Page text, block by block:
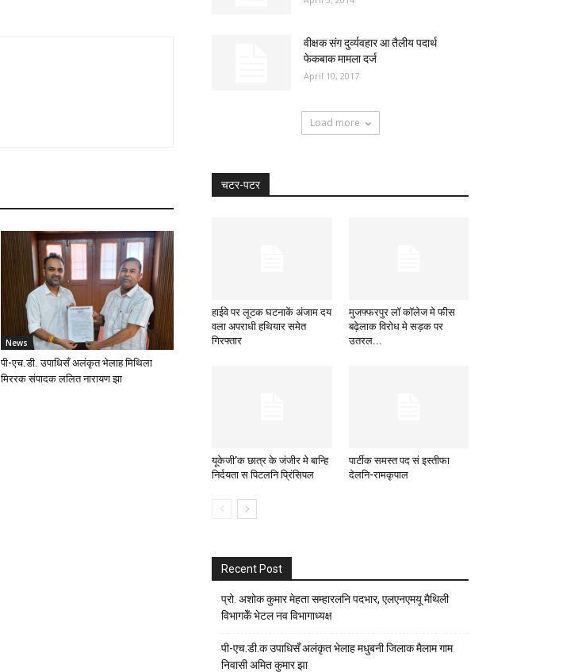
News
पी-एच.डी. उपाधिसँ अलंकृत भेलाह मिथिला
मिररक संपादक ललित नारायण झा
वीक्षक संग दुर्व्यवहार आ तैलीय पदार्थ
फेकबाक मामला दर्ज
April 10, 2017
Load more
चटर-पटर
हाईवे पर लूटक घटनाकें अंजाम दय
वला अपराधी हथियार समेत
गिरफ्तार
मुजफ्फरपुर लॉ कॉलेज मे फीस
बढ़ेलाक विरोध मे सड़क पर
उतरल...
यूकेजी’क छात्र के जंजीर मे बान्हि
निर्दयता स पिटलनि प्रिंसिपल
पार्टीक समस्त पद सं इस्तीफा
देलनि-रामकृपाल
Recent Post
प्रो. अशोक कुमार मेहता सम्हारलनि पदभार, एलएनएमयू मैथिली
विभागकेँ भेटल नव विभागाध्यक्ष
पी-एच.डी.क उपाधिसँ अलंकृत भेलाह मधुबनी जिलाक मैलाम गाम
निवासी अमित कुमार झा